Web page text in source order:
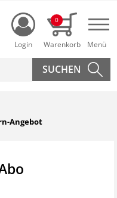
Login
0
Angebot